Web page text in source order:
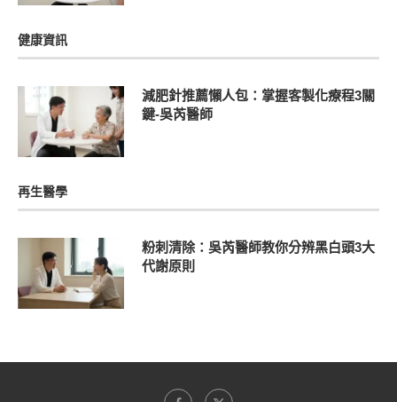
健康資訊
減肥針推薦懶人包：掌握客製化療程3關
鍵-吳芮醫師
再生醫學
粉刺清除：吳芮醫師教你分辨黑白頭3大
代謝原則